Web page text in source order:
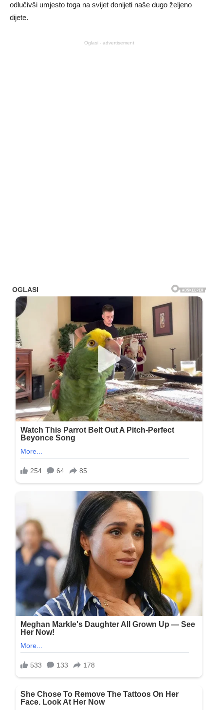
odlučivši umjesto toga na svijet donijeti naše dugo željeno
dijete.
Oglasi - advertisement